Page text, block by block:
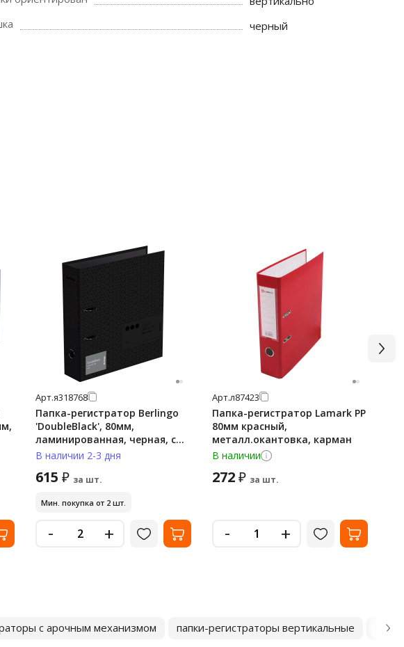
черный
Арт.я318768
Папка-регистратор Berlingo
'DoubleBlack', 80мм,
ламинированная, черная, с
рисунком
В наличии 2-3 дня
615 ₽ за шт.
Мин. покупка от 2 шт.
- +
Арт.л87423
Папка-регистратор Lamark PP
80мм красный,
металл.окантовка, карман
В наличии
272₽ за шт.
- +
с арочным механизмом папки-регистраторы вертикальные